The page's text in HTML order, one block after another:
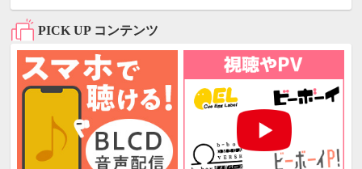
PICK UP コンテンツ